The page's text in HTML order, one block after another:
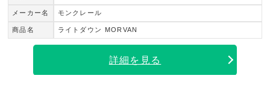
メーカー名
商品名
モンクレール
ライトダウン MORVAN
詳細を見る